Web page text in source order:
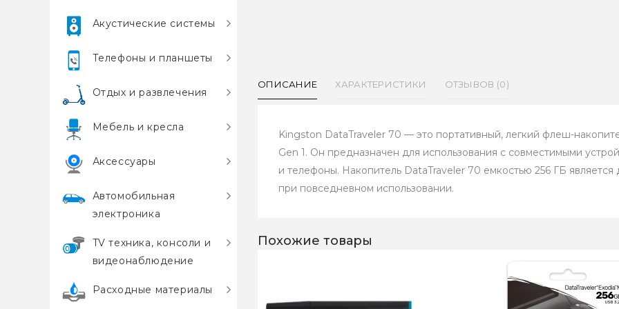
Акустические системы
Телефоны и планшеты
Отдых и развлечения
Мебель и кресла
Аксессуары
Автомобильная
электроника
TV техника, консоли и
видеонаблюдение
Расходные материалы
ОПИСАНИЕ ХАРАКТЕРИСТИКИ ОТЗЫВОВ (0)
Kingston DataTraveler 70 — это портативный, легкий флеш-
Gen 1. Он предназначен для использования с совместимыми
и телефоны. Накопитель DataTraveler 70 емкостью 256 ГБ
при повседневном использовании.
Похожие товары